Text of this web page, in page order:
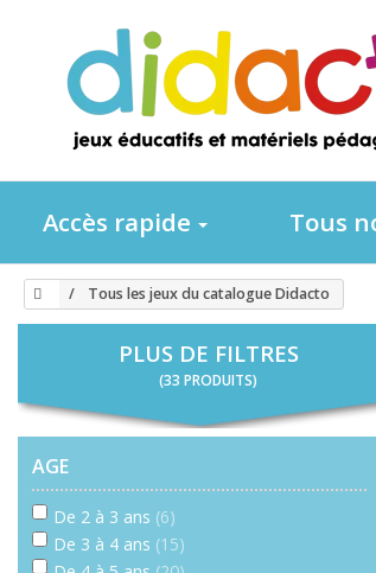
Accès rapide Tous
Tous les jeux du catalogue Didacto
PLUS DE FILTRES
(33 PRODUITS)
AGE
De 2 à 3 ans (6)
De 3 à 4 ans (15)